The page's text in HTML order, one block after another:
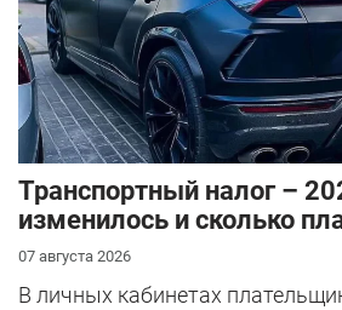
Транспортный налог –
изменилось и сколько
07 августа 2026
В личных кабинетах